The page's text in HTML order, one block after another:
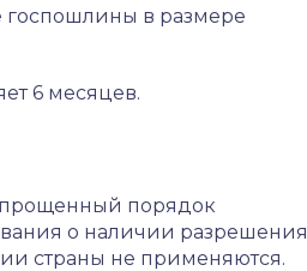
госпошлины в размере
6 месяцев.
порядок
о наличии разрешения
страны не применяются.